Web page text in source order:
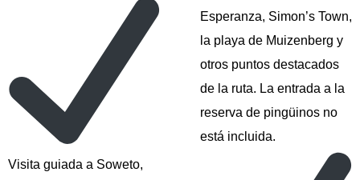
Visita guiada a Soweto,
Esperanza, Simon’s Town,
la playa de Muizenberg y
otros puntos destacados
de la ruta. La entrada a la
reserva de pingüinos no
está incluida.